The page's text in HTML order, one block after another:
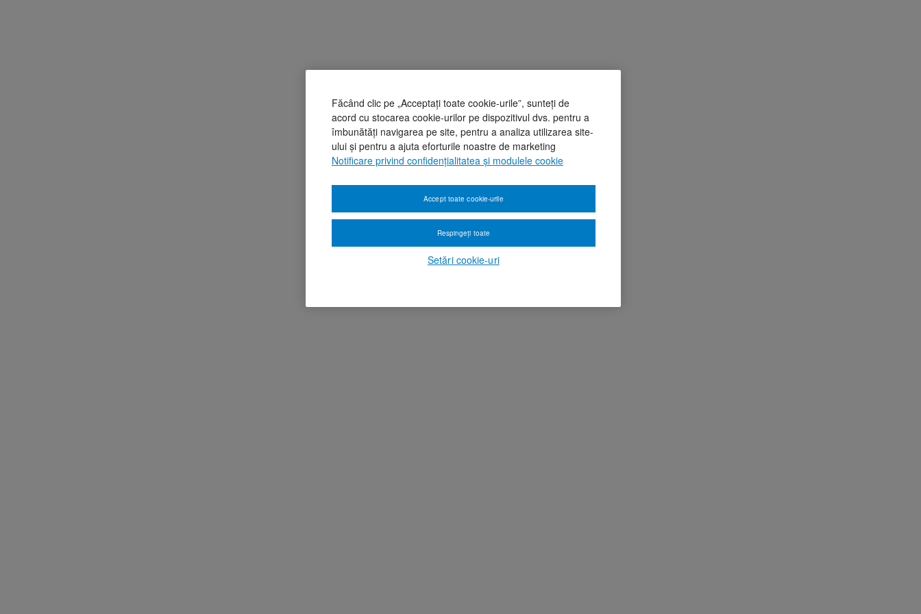
Făcând clic pe „Acceptați toate cookie-urile”, sunteți de
acord cu stocarea cookie-urilor pe dispozitivul dvs. pentru a
îmbunătăți navigarea pe site, pentru a analiza utilizarea site-
ului și pentru a ajuta eforturile noastre de marketing
Notificare privind confidențialitatea și modulele cookie
Setări cookie-uri
Respingeți toate
Accept toate cookie-urile